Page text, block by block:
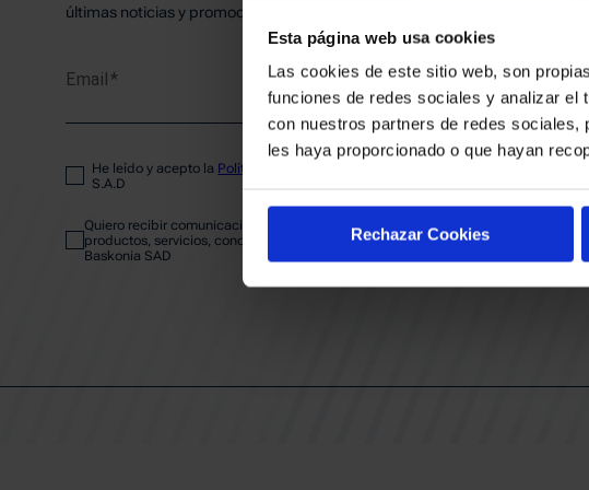
Esta página web usa cookies
Las cookies de este sitio web, son
funciones de redes sociales y analizar el
con nuestros partners de redes sociales,
les haya proporcionado o que hayan
Rechazar Cookies
CLUB
últimas noticias y promociones del club.
Email
He leído y acepto la Política de privacidad
S.A.D
Quiero recibir comunicaciones electrónicas sobre las actividades,
productos, servicios, concursos, ofertas y/o promociones del SASKI
Baskonia SAD